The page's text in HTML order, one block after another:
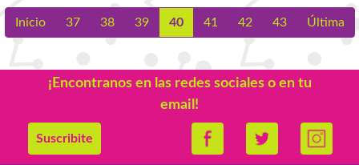
Inicio 37 38 39 40(current)
41 42 43 Última
¡Encontranos en las redes sociales o en tu
email!
Suscribite